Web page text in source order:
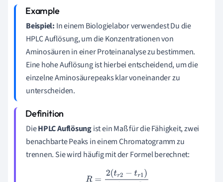
Beispiel: In einem Biologielabor verwendest Du die
HPLC Auflösung, um die Konzentrationen von
Aminosäuren in einer Proteinanalyse zu bestimmen.
Eine hohe Auflösung ist hierbei entscheidend, um die
einzelne Aminosäurepeaks klar voneinander zu
unterscheiden.
DieHPLC Auflösungist ein Maß für die Fähigkeit, zwei
benachbarte Peaks in einem Chromatogramm zu
trennen. Sie wird häufig mit der Formel berechnet:
R= 2(t r2−tr1) w1+w2